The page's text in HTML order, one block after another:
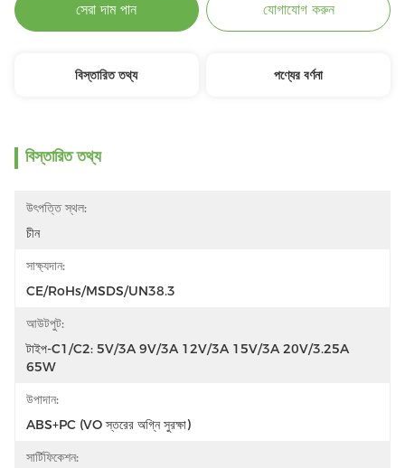
সেরা দাম পান যোগাযোগ করুন
বিস্তারিত তথ্য পণ্যের বর্ণনা
বিস্তারিত তথ্য
উৎপত্তি স্থল:
চীন
সাক্ষ্যদান:
CE/RoHs/MSDS/UN38.3
আউটপুট:
টাইপ-C1/C2: 5V/3A 9V/3A 12V/3A 15V/3A 20V/3.25A
65W
উপাদান:
ABS+PC (VO স্তরের অগ্নি সুরক্ষা)
সার্টিফিকেশন: